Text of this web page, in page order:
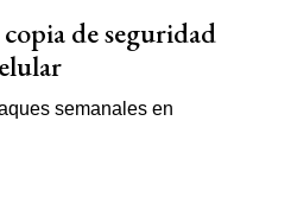
de seguridad